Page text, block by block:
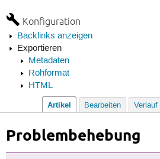
Konfiguration
Backlinks anzeigen
Exportieren
Metadaten
Rohformat
HTML
Artikel Bearbeiten Verlauf
Problembehebung